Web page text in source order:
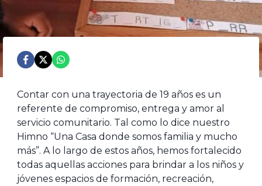
Contar con una trayectoria de 19 años es un
referente de compromiso, entrega y amor al
servicio comunitario. Tal como lo dice nuestro
Himno “Una Casa donde somos familia y mucho
más”. A lo largo de estos años, hemos fortalecido
todas aquellas acciones para brindar a los niños y
jóvenes espacios de formación, recreación,